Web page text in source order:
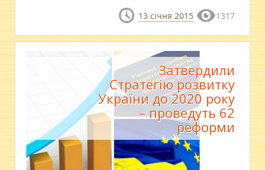
13 січня 2015 1317
Затвердили
Стратегію розвитку
України до 2020 року
– проведуть 62
реформи